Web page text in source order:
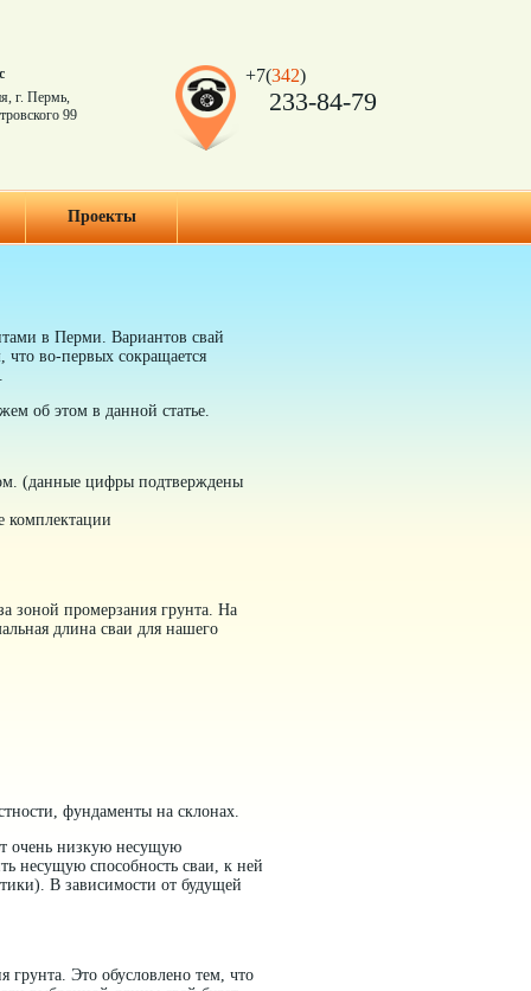
г. Пермь,
99
+7(342)
233-84-79
Проекты
в Перми. Вариантов свай
во-первых сокращается
об этом в данной статье.
(данные цифры подтверждены
комплектации
зоной промерзания грунта. На
длина сваи для нашего
фундаменты на склонах.
очень низкую несущую
несущую способность сваи, к ней
В зависимости от будущей
грунта. Это обусловлено тем, что